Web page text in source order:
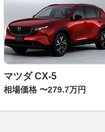
マツダ CX-5
相場価格 〜279.7万円